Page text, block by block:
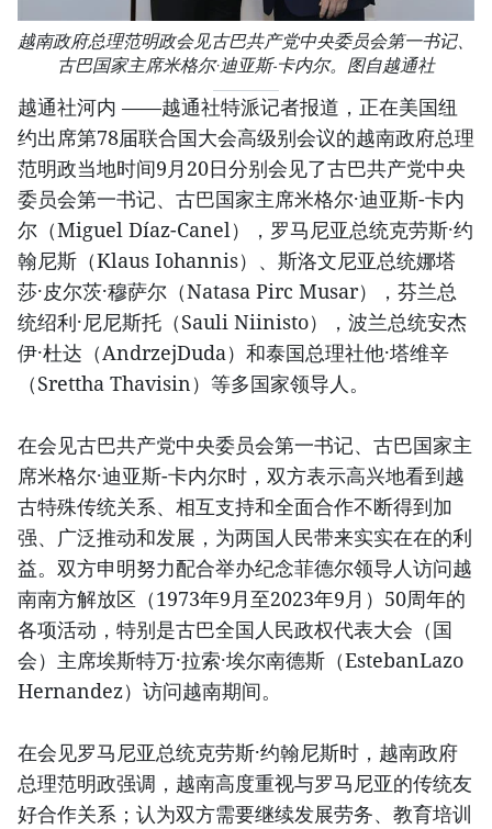
越南政府总理范明政会见古巴共产党中央委员会第一书记、
古巴国家主席米格尔·迪亚斯-卡内尔。图自越通社
越通社河内 ——越通社特派记者报道，正在美国纽
约出席第78届联合国大会高级别会议的越南政府总理
范明政当地时间9月20日分别会见了古巴共产党中央
委员会第一书记、古巴国家主席米格尔·迪亚斯-卡内
尔（Miguel Díaz-Canel），罗马尼亚总统克劳斯·约
翰尼斯（Klaus Iohannis）、斯洛文尼亚总统娜塔
莎·皮尔茨·穆萨尔（Natasa Pirc Musar），芬兰总
统绍利·尼尼斯托（Sauli Niinisto），波兰总统安杰
伊·杜达（AndrzejDuda）和泰国总理社他·塔维辛
（Srettha Thavisin）等多国家领导人。
在会见古巴共产党中央委员会第一书记、古巴国家主
席米格尔·迪亚斯-卡内尔时，双方表示高兴地看到越
古特殊传统关系、相互支持和全面合作不断得到加
强、广泛推动和发展，为两国人民带来实实在在的利
益。双方申明努力配合举办纪念菲德尔领导人访问越
南南方解放区（1973年9月至2023年9月）50周年的
各项活动，特别是古巴全国人民政权代表大会（国
会）主席埃斯特万·拉索·埃尔南德斯（EstebanLazo
Hernandez）访问越南期间。
在会见罗马尼亚总统克劳斯·约翰尼斯时，越南政府
总理范明政强调，越南高度重视与罗马尼亚的传统友
好合作关系；认为双方需要继续发展劳务、教育培训